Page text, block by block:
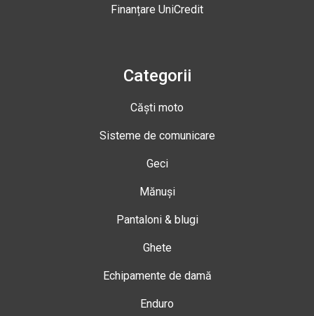
Finanțare UniCredit
Categorii
Căști moto
Sisteme de comunicare
Geci
Mănuși
Pantaloni & blugi
Ghete
Echipamente de damă
Enduro